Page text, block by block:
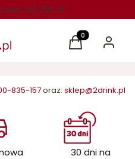
od 250 zł
Produkty w
Koszyk Zaloguj
835-157oraz: sklep@2drink.pl
30 dni na